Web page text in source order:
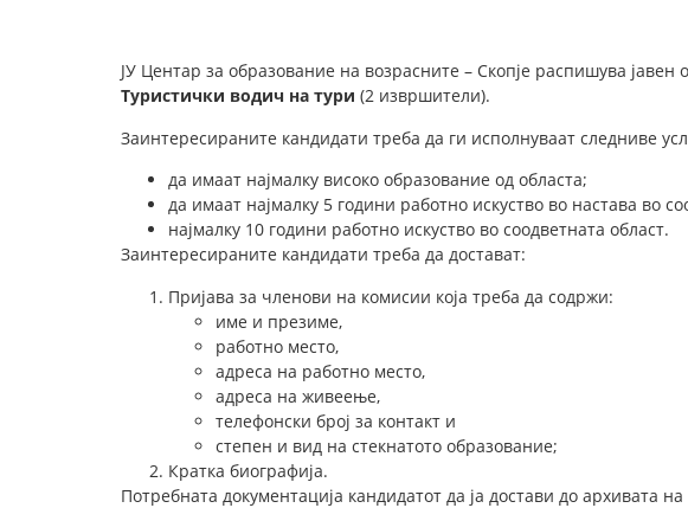
ЈУ Центар за образование на возрасните – Скопје распишува
Туристички водич на тури (2 извршители).
Заинтересираните кандидати треба да ги исполнуваат следниве
да имаат најмалку високо образование од областа;
да имаат најмалку 5 години работно искуство во настава во
најмалку 10 години работно искуство во соодветната област.
Заинтересираните кандидати треба да достават:
Пријава за членови на комисии која треба да содржи:
име и презиме,
работно место,
адреса на работно место,
адреса на живеење,
телефонски број за контакт и
степен и вид на стекнатото образование;
Кратка биографија.
Потребната документација кандидатот да ја достави до архивата на